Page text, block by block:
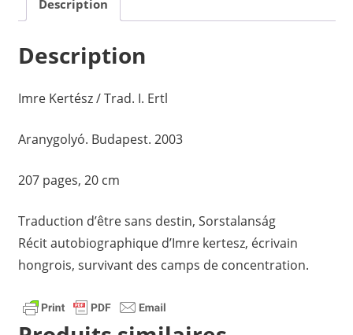
Description
Description
Imre Kertész / Trad. I. Ertl
Aranygolyó. Budapest. 2003
207 pages, 20 cm
Traduction d’être sans destin, Sorstalanság
Récit autobiographique d’Imre kertesz, écrivain
hongrois, survivant des camps de concentration.